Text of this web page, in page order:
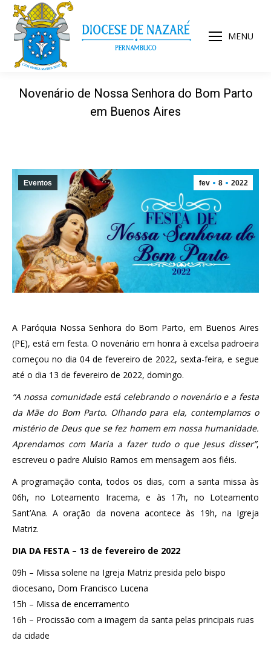
MENU
Novenário de Nossa Senhora do Bom Parto
em Buenos Aires
fev 8 2022
Eventos
A Paróquia Nossa Senhora do Bom Parto, em Buenos Aires
(PE), está em festa. O novenário em honra à excelsa padroeira
começou no dia 04 de fevereiro de 2022, sexta-feira, e segue
até o dia 13 de fevereiro de 2022, domingo.
“A nossa comunidade está celebrando o novenário e a festa
da Mãe do Bom Parto. Olhando para ela, contemplamos o
mistério de Deus que se fez homem em nossa humanidade.
Aprendamos com Maria a fazer tudo o que Jesus disser”,
escreveu o padre Aluísio Ramos em mensagem aos fiéis.
A programação conta, todos os dias, com a santa missa às
06h, no Loteamento Iracema, e às 17h, no Loteamento
Sant’Ana. A oração da novena acontece às 19h, na Igreja
Matriz.
DIA DA FESTA – 13 de fevereiro de 2022
09h – Missa solene na Igreja Matriz presida pelo bispo
diocesano, Dom Francisco Lucena
15h – Missa de encerramento
16h – Procissão com a imagem da santa pelas principais ruas
da cidade